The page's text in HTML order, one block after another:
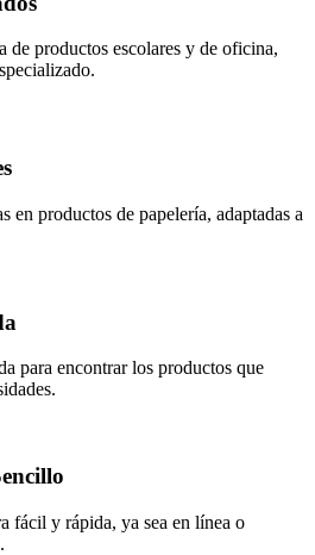
de productos escolares y de oficina,
en productos de papelería, adaptadas a
para encontrar los productos que
fácil y rápida, ya sea en línea o